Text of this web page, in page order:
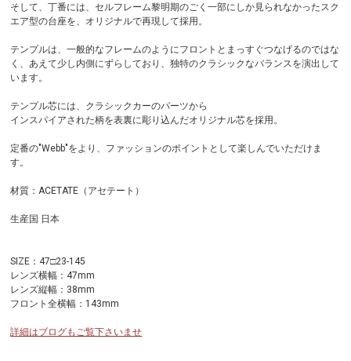
そして、丁番には、セルフレーム黎明期のごく一部にしか見られなかったスク
エア型の台座を、オリジナルで再現して採用。
テンプルは、一般的なフレームのようにフロントとまっすぐつなげるのではな
く、あえて少し内側にずらしており、独特のクラシックなバランスを演出して
います。
テンプル芯には、クラシックカーのパーツから
インスパイアされた柄を表裏に彫り込んだオリジナル芯を採用。
定番の"Webb"をより、ファッションのポイントとして楽しんでいただけま
す。
材質：ACETATE（アセテート）
生産国 日本
SIZE：47□23-145
レンズ横幅：47mm
レンズ縦幅：38mm
フロント全横幅：143mm
詳細はブログもご覧下さいませ